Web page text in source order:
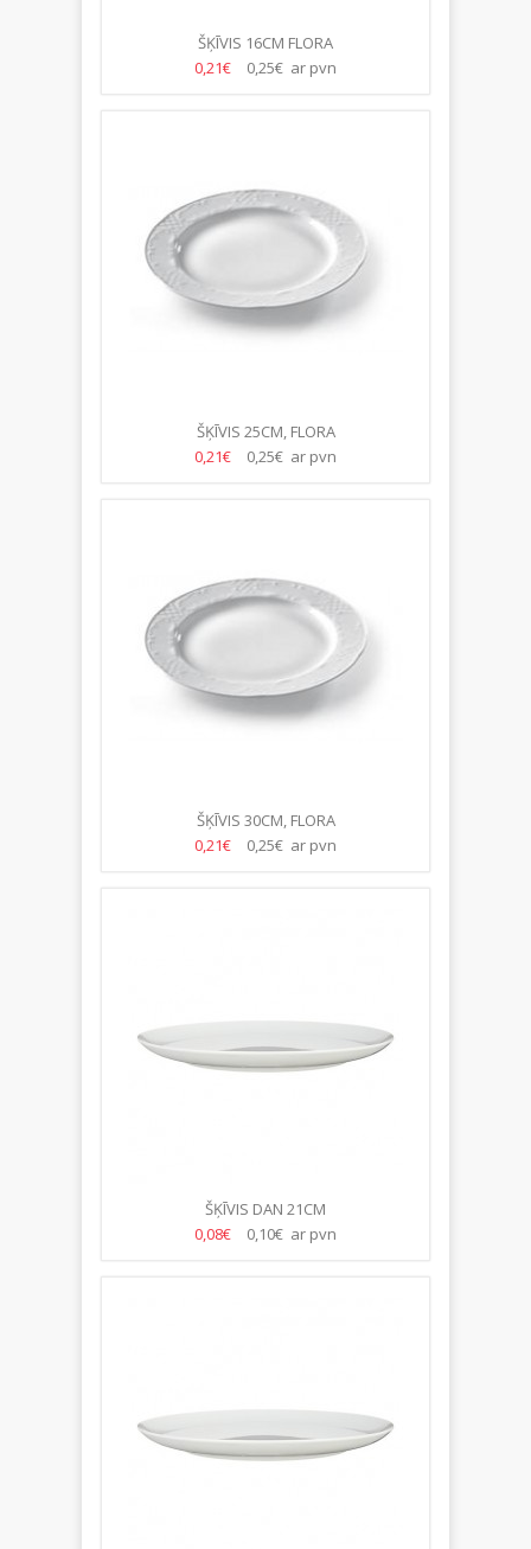
ŠĶĪVIS 16CM FLORA
0,21€
0,25€ ar pvn
ŠĶĪVIS 25CM, FLORA
0,21€
0,25€ ar pvn
ŠĶĪVIS 30CM, FLORA
0,21€
0,25€ ar pvn
ŠĶĪVIS DAN 21CM
0,08€
0,10€ ar pvn